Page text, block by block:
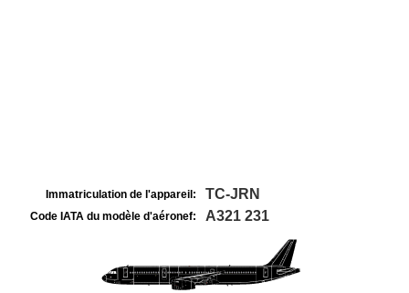
Immatriculation de l'appareil: TC-JRN
Code IATA du modèle d'aéronef: A321 231